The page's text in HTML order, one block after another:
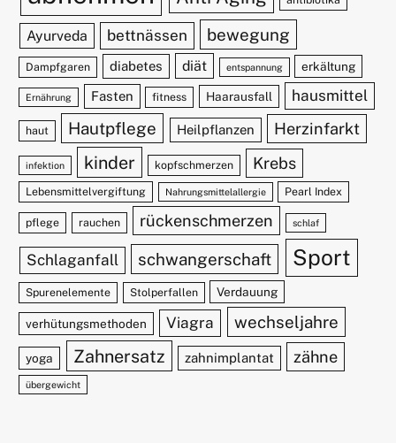
Ayurveda bettnässen bewegung
Dampfgaren diabetes diät entspannung erkältung
Ernährung Fasten fitness Haarausfall hausmittel
haut Hautpflege Heilpflanzen Herzinfarkt
infektion kinder kopfschmerzen Krebs
Lebensmittelvergiftung Nahrungsmittelallergie Pearl Index
pflege rauchen rückenschmerzen schlaf
Schlaganfall schwangerschaft Sport
Spurenelemente Stolperfallen Verdauung
verhütungsmethoden Viagra wechseljahre
yoga Zahnersatz zahnimplantat zähne
übergewicht